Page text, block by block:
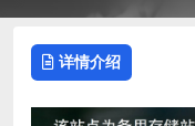
详情介绍